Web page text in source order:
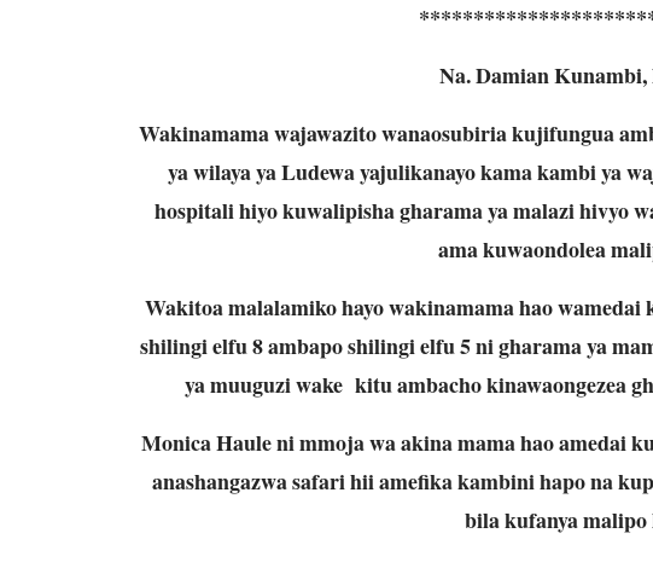
Na. Damian
Wakinamama wajawazito wanaosubiria kujifungua
ya wilaya ya Ludewa yajulikanayo kama kambi ya
hospitali hiyo kuwalipisha gharama ya malazi hivyo
ama kuwaondolea
Wakitoa malalamiko hayo wakinamama hao
shilingi elfu 8 ambapo shilingi elfu 5 ni gharama ya
ya muuguzi wake kitu ambacho kinawaongezea
Monica Haule ni mmoja wa akina mama hao amedai
anashangazwa safari hii amefika kambini hapo na
bila kufanya malipo